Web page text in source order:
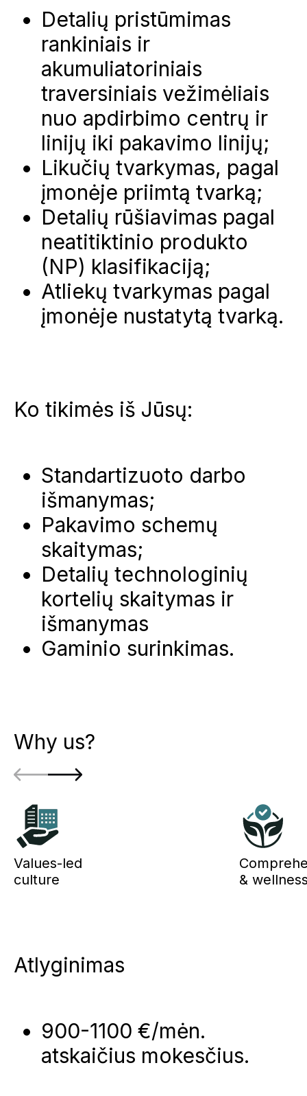
Detalių pristūmimas
rankiniais ir
akumuliatoriniais
traversiniais vežimėliais
nuo apdirbimo centrų ir
linijų iki pakavimo linijų;
Likučių tvarkymas, pagal
įmonėje priimtą tvarką;
Detalių rūšiavimas pagal
neatitiktinio produkto
(NP) klasifikaciją;
Atliekų tvarkymas pagal
įmonėje nustatytą tvarką.
Ko tikimės iš Jūsų:
Standartizuoto darbo
išmanymas;
Pakavimo schemų
skaitymas;
Detalių technologinių
kortelių skaitymas ir
išmanymas
Gaminio surinkimas.
Why us?
Values-led
culture
&
Atlyginimas
900-1100 €/mėn.
atskaičius mokesčius.